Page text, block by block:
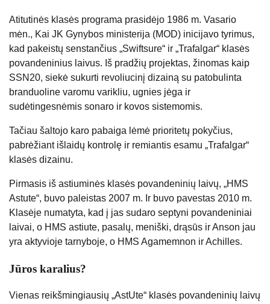
Atitutinės klasės programa prasidėjo 1986 m. Vasario
mėn., Kai JK Gynybos ministerija (MOD) inicijavo tyrimus,
kad pakeistų senstančius „Swiftsure“ ir „Trafalgar“ klasės
povandeninius laivus. Iš pradžių projektas, žinomas kaip
SSN20, siekė sukurti revoliucinį dizainą su patobulinta
branduoline varomu varikliu, ugnies jėga ir
sudėtingesnėmis sonaro ir kovos sistemomis.
Tačiau šaltojo karo pabaiga lėmė prioritetų pokyčius,
pabrėžiant išlaidų kontrolę ir remiantis esamu „Trafalgar“
klasės dizainu.
Pirmasis iš astiuminės klasės povandeninių laivų, „HMS
Astute“, buvo paleistas 2007 m. Ir buvo pavestas 2010 m.
Klasėje numatyta, kad į jas sudaro septyni povandeniniai
laivai, o HMS astiute, pasalų, meniški, drąsūs ir Anson jau
yra aktyvioje tarnyboje, o HMS Agamemnon ir Achilles.
Jūros karalius?
Vienas reikšmingiausių „AstUte“ klasės povandeninių laivų